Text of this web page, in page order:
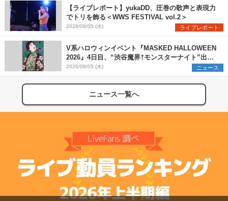
間
【ライブレポート】yukaDD、圧巻の歌声と表現力
でトリを飾る＜WWS FESTIVAL vol.2＞
2026/08/05 (水) ライブレポート
V系ハロウィンイベント『MASKED HALLOWEEN
2026』4日目、“渋谷魔界†モンスターナイト”出演6
組を発表
2026/08/05 (水) ニュース
ニュース一覧へ